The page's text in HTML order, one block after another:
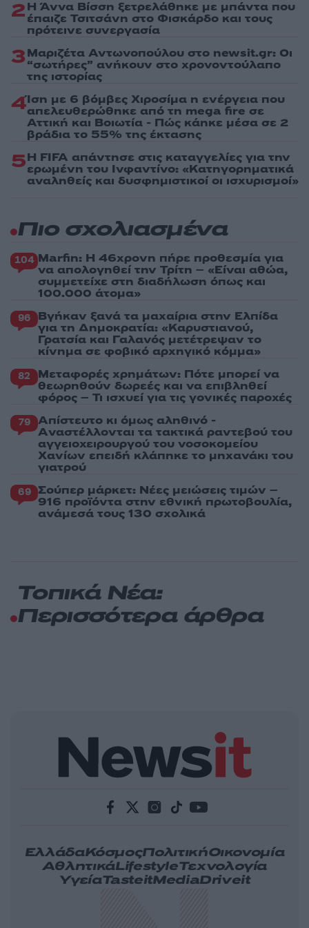
2Η Άννα Βίσση ξετρελάθηκε με μπάντα που
έπαιζε Τσιτσάνη στο Φισκάρδο και τους
πρότεινε συνεργασία
3Μαριζέτα Αντωνοπούλου στο newsit.gr: Οι
“σωτήρες” ανήκουν στο χρονοντούλαπο
της ιστορίας
4Ίση με 6 βόμβες Χιροσίμα η ενέργεια που
απελευθερώθηκε από τη mega fire σε
Αττική και Βοιωτία - Πώς κάηκε μέσα σε 2
βράδια το 55% της έκτασης
5Η FIFA απάντησε στις καταγγελίες για την
ερωμένη του Ινφαντίνο: «Κατηγορηματικά
αναληθείς και δυσφημιστικοί οι ισχυρισμοί»
Πιο σχολιασμένα
104 Marfin: Η 46χρονη πήρε προθεσμία για
να απολογηθεί την Τρίτη – «Είναι αθώα,
συμμετείχε στη διαδήλωση όπως και
100.000 άτομα»
96 Βγήκαν ξανά τα μαχαίρια στην Ελπίδα
για τη Δημοκρατία: «Καρυστιανού,
Γρατσία και Γαλανός μετέτρεψαν το
κίνημα σε φοβικό αρχηγικό κόμμα»
82 Μεταφορές χρημάτων: Πότε μπορεί να
θεωρηθούν δωρεές και να επιβληθεί
φόρος – Τι ισχυεί για τις γονικές παροχές
79 Απίστευτο κι όμως αληθινό -
Aναστέλλονται τα τακτικά ραντεβού του
αγγειοχειρουργού του νοσοκομείου
Χανίων επειδή κλάπηκε το μηχανάκι του
γιατρού
69 Σούπερ μάρκετ: Νέες μειώσεις τιμών –
916 προϊόντα στην εθνική πρωτοβουλία,
ανάμεσά τους 130 σχολικά
Τοπικά Νέα:
Περισσότερα άρθρα
ΕλλάδαΚόσμοςΠολιτικήΟικονομία
ΑθλητικάLifestyleΤεχνολογία
ΥγείαTasteitMediaDriveit